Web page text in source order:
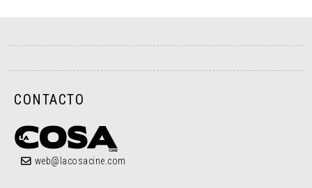
CONTACTO
web@lacosacine.com